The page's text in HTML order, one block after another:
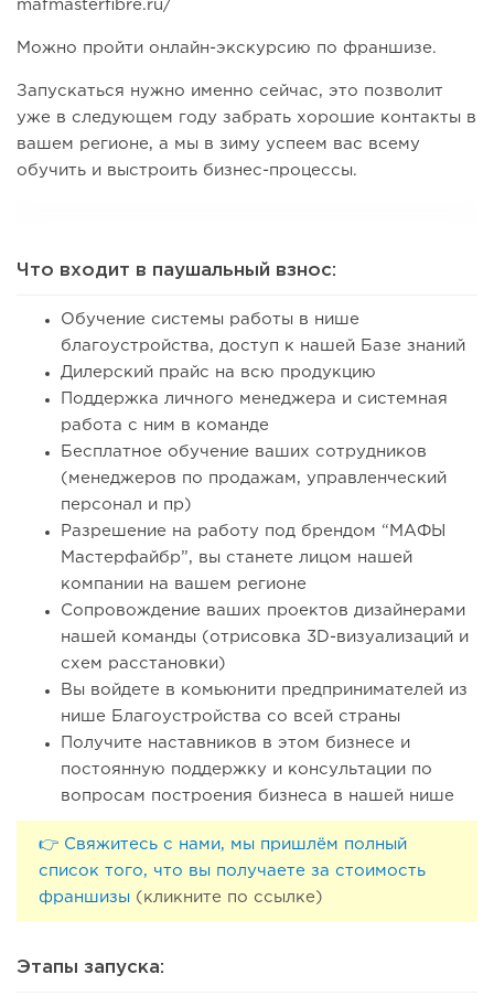
mafmasterfibre.ru/
Можно пройти онлайн-экскурсию по франшизе.
Запускаться нужно именно сейчас, это позволит
уже в следующем году забрать хорошие контакты в
вашем регионе, а мы в зиму успеем вас всему
обучить и выстроить бизнес-процессы.
Что входит в паушальный взнос:
Обучение системы работы в нише
благоустройства, доступ к нашей Базе знаний
Дилерский прайс на всю продукцию
Поддержка личного менеджера и системная
работа с ним в команде
Бесплатное обучение ваших сотрудников
(менеджеров по продажам, управленческий
персонал и пр)
Разрешение на работу под брендом “МАФЫ
Мастерфайбр”, вы станете лицом нашей
компании на вашем регионе
Сопровождение ваших проектов дизайнерами
нашей команды (отрисовка 3D-визуализаций и
схем расстановки)
Вы войдете в комьюнити предпринимателей из
нише Благоустройства со всей страны
Получите наставников в этом бизнесе и
постоянную поддержку и консультации по
вопросам построения бизнеса в нашей нише
👉 Свяжитесь с нами, мы пришлём полный
список того, что вы получаете за стоимость
франшизы (кликните по ссылке)
Этапы запуска: